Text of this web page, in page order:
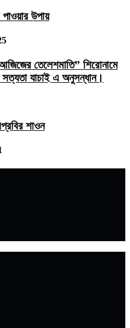
উপায়
তেলেশমাতি” শিরোনামে
সত্যতা যাচাই এ অনুসন্ধান।
শাওন